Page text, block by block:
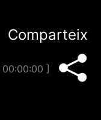
Comparteix
00:00:00 ]